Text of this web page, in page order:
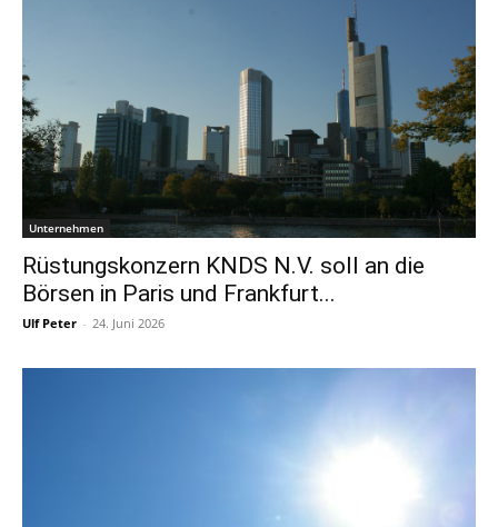
Unternehmen
Rüstungskonzern KNDS N.V. soll an die
Börsen in Paris und Frankfurt...
Ulf Peter - 24. Juni 2026